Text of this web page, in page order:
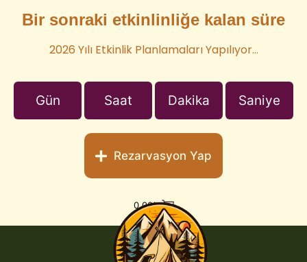
Bir sonraki etkinlinliğe kalan süre
2026 Yılı Etkinlik Planlamaları Yapılıyor…
Gün Saat Dakika Saniye
Rezarvasyon Yap
0,00₺